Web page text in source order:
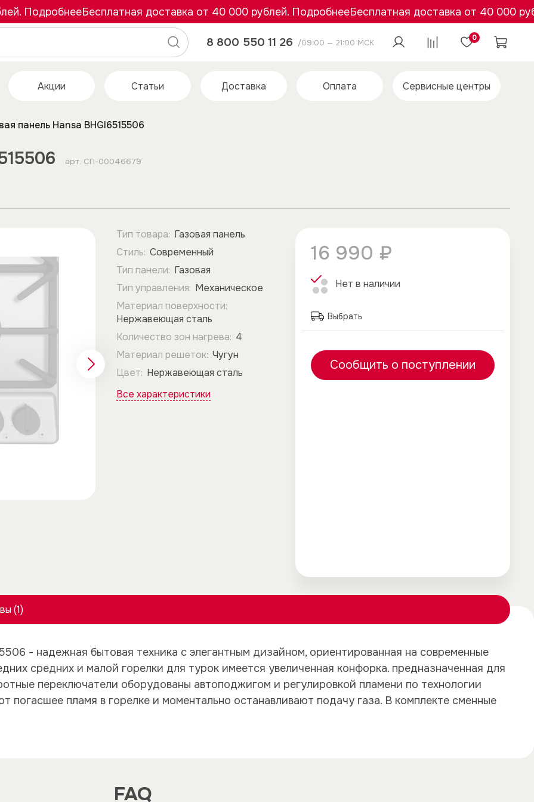
ПодробнееБесплатная доставка от 40 000 рублей. ПодробнееБесплатная доставка от 40 000
8 800 550 11 26 /09:00 — 21:00 МСК 0
Акции Статьи Доставка Оплата Сервисные центры
панель Hansa BHGI6515506
×
арт. СП-00046679
16 990 ₽
Нет в наличии
Выбрать
Сообщить о поступлении
Тип товара: Газовая панель
Стиль: Современный
Тип панели: Газовая
Тип управления: Механическое
Материал поверхности:
Нержавеющая сталь
Количество зон нагрева: 4
Материал решеток: Чугун
Цвет: Нержавеющая сталь
Все характеристики
×
(1)
- надежная бытовая техника с элегантным дизайном, ориентированная на современные
средних и малой горелки для турок имеется увеличенная конфорка. предназначенная для
переключатели оборудованы автоподжигом и регулировкой пламени по технологии
погасшее пламя в горелке и моментально останавливают подачу газа. В комплекте сменные
FAQ